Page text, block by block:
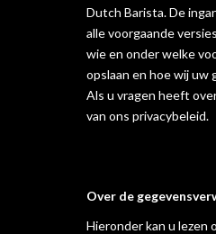
Dutch Barista. De
alle voorgaande
wie en onder welke
opslaan en hoe wij
Als u vragen heeft
van ons privacybeleid.
Over de
Hieronder kan u lezen